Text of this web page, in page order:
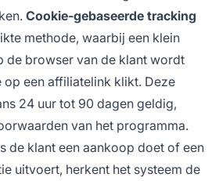
Cookie-gebaseerde tracking
methode, waarbij een klein
de browser van de klant wordt
op een affiliatelink klikt. Deze
24 uur tot 90 dagen geldig,
van het programma.
de klant een aankoop doet of een
uitvoert, herkent het systeem de